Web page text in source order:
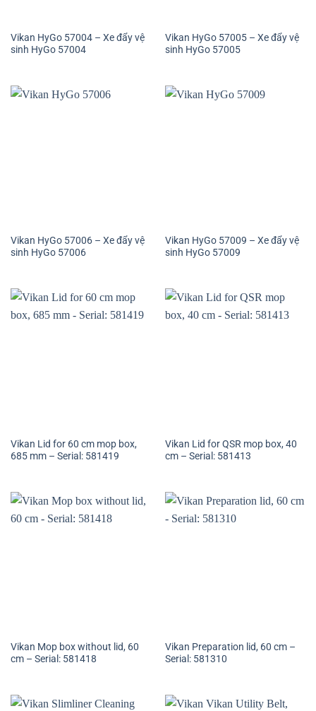
Vikan HyGo 57004 – Xe đẩy vệ
sinh HyGo 57004
Vikan HyGo 57005 – Xe đẩy vệ
sinh HyGo 57005
Vikan HyGo 57006 – Xe đẩy vệ
sinh HyGo 57006
Vikan HyGo 57009 – Xe đẩy vệ
sinh HyGo 57009
Vikan Lid for 60 cm mop box,
685 mm – Serial: 581419
Vikan Lid for QSR mop box, 40
cm – Serial: 581413
Vikan Mop box without lid, 60
cm – Serial: 581418
Vikan Preparation lid, 60 cm –
Serial: 581310